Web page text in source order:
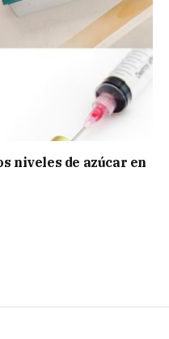
niveles de azúcar en